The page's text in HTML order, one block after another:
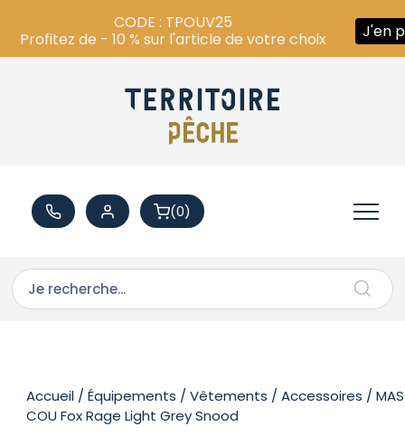
(0)
Accueil /Équipements /Vêtements /Accessoires /
COU Fox Rage Light Grey Snood
CODE : TPOUV25
Profitez de - 10 % sur l'article de votre choix
J'en